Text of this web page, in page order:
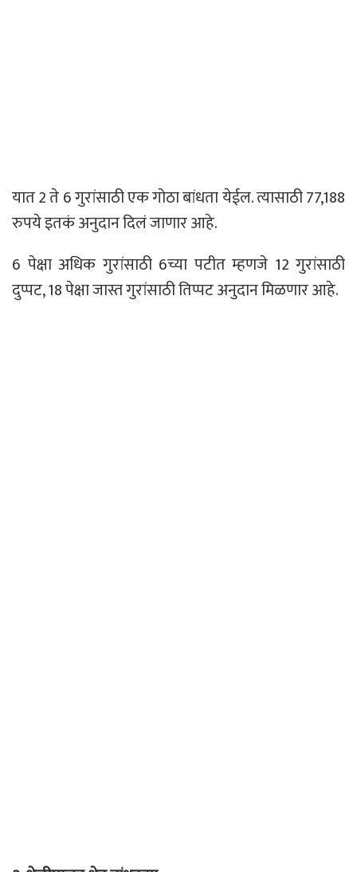
यात 2 ते 6 गुरांसाठी एक गोठा बांधता येईल. त्यासाठी 77,188
रुपये इतकं अनुदान दिलं जाणार आहे.
6 पेक्षा अधिक गुरांसाठी 6च्या पटीत म्हणजे 12 गुरांसाठी
दुप्पट, 18 पेक्षा जास्त गुरांसाठी तिप्पट अनुदान मिळणार आहे.